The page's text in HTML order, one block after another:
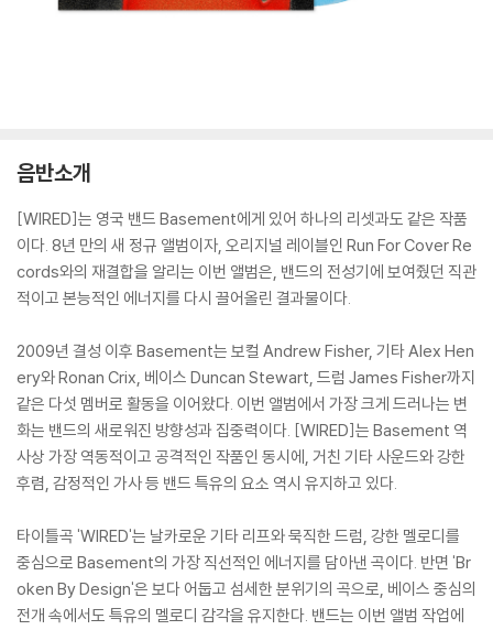
음반소개
[WIRED]는 영국 밴드 Basement에게 있어 하나의 리셋과도 같은 작품
이다. 8년 만의 새 정규 앨범이자, 오리지널 레이블인 Run For Cover Re
cords와의 재결합을 알리는 이번 앨범은, 밴드의 전성기에 보여줬던 직관
적이고 본능적인 에너지를 다시 끌어올린 결과물이다.
2009년 결성 이후 Basement는 보컬 Andrew Fisher, 기타 Alex Hen
ery와 Ronan Crix, 베이스 Duncan Stewart, 드럼 James Fisher까지
같은 다섯 멤버로 활동을 이어왔다. 이번 앨범에서 가장 크게 드러나는 변
화는 밴드의 새로워진 방향성과 집중력이다. [WIRED]는 Basement 역
사상 가장 역동적이고 공격적인 작품인 동시에, 거친 기타 사운드와 강한
후렴, 감정적인 가사 등 밴드 특유의 요소 역시 유지하고 있다.
타이틀곡 'WIRED'는 날카로운 기타 리프와 묵직한 드럼, 강한 멜로디를
중심으로 Basement의 가장 직선적인 에너지를 담아낸 곡이다. 반면 'Br
oken By Design'은 보다 어둡고 섬세한 분위기의 곡으로, 베이스 중심의
전개 속에서도 특유의 멜로디 감각을 유지한다. 밴드는 이번 앨범 작업에